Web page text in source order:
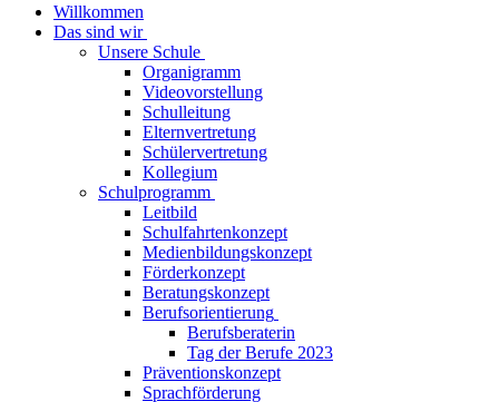
Willkommen
Das sind wir
Unsere Schule
Organigramm
Videovorstellung
Schulleitung
Elternvertretung
Schülervertretung
Kollegium
Schulprogramm
Leitbild
Schulfahrtenkonzept
Medienbildungskonzept
Förderkonzept
Beratungskonzept
Berufsorientierung
Berufsberaterin
Tag der Berufe 2023
Präventionskonzept
Sprachförderung